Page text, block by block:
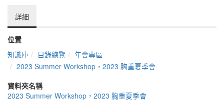
詳細
位置
知識庫
目錄總覽
年會專區
2023 Summer Workshop，2023 胸重夏季會
資料夾名稱
2023 Summer Workshop，2023 胸重夏季會